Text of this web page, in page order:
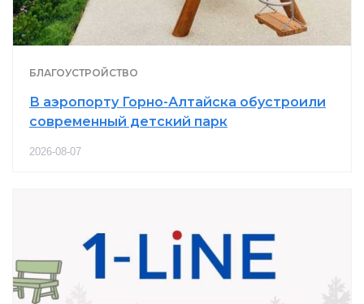
БЛАГОУСТРОЙСТВО
В аэропорту Горно-Алтайска обустроили
современный детский парк
2026-08-07